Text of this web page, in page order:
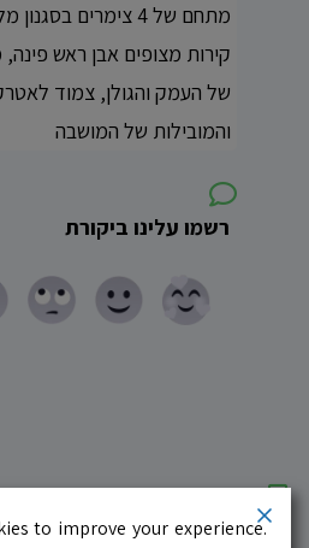
מתחם של 4 צימרים
קירות מצופים אבן ראש
של העמק והגולן, צמוד
והמובילות של המושבה
רשמו עלינו ביקורת
עסקים מומלצים!רוצים
to improve your experience.